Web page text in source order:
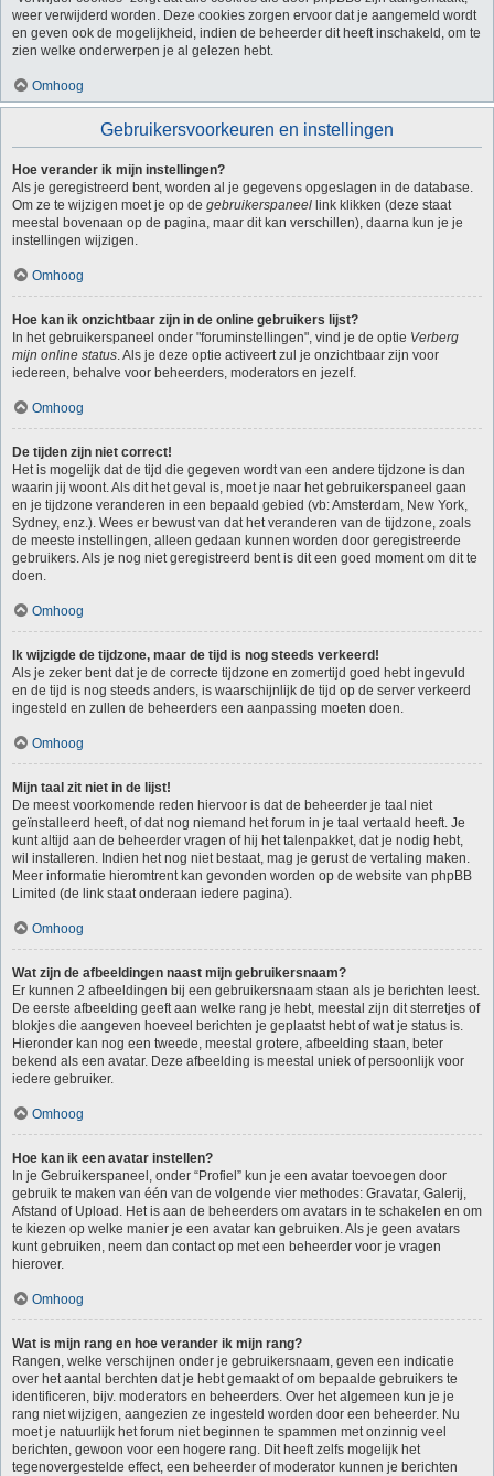
weer verwijderd worden. Deze cookies zorgen ervoor dat je aangemeld wordt
en geven ook de mogelijkheid, indien de beheerder dit heeft inschakeld, om te
zien welke onderwerpen je al gelezen hebt.
Omhoog
Gebruikersvoorkeuren en instellingen
Hoe verander ik mijn instellingen?
Als je geregistreerd bent, worden al je gegevens opgeslagen in de database.
Om ze te wijzigen moet je op de gebruikerspaneel link klikken (deze staat
meestal bovenaan op de pagina, maar dit kan verschillen), daarna kun je je
instellingen wijzigen.
Omhoog
Hoe kan ik onzichtbaar zijn in de online gebruikers lijst?
In het gebruikerspaneel onder "foruminstellingen", vind je de optie Verberg
mijn online status. Als je deze optie activeert zul je onzichtbaar zijn voor
iedereen, behalve voor beheerders, moderators en jezelf.
Omhoog
De tijden zijn niet correct!
Het is mogelijk dat de tijd die gegeven wordt van een andere tijdzone is dan
waarin jij woont. Als dit het geval is, moet je naar het gebruikerspaneel gaan
en je tijdzone veranderen in een bepaald gebied (vb: Amsterdam, New York,
Sydney, enz.). Wees er bewust van dat het veranderen van de tijdzone, zoals
de meeste instellingen, alleen gedaan kunnen worden door geregistreerde
gebruikers. Als je nog niet geregistreerd bent is dit een goed moment om dit te
doen.
Omhoog
Ik wijzigde de tijdzone, maar de tijd is nog steeds verkeerd!
Als je zeker bent dat je de correcte tijdzone en zomertijd goed hebt ingevuld
en de tijd is nog steeds anders, is waarschijnlijk de tijd op de server verkeerd
ingesteld en zullen de beheerders een aanpassing moeten doen.
Omhoog
Mijn taal zit niet in de lijst!
De meest voorkomende reden hiervoor is dat de beheerder je taal niet
geïnstalleerd heeft, of dat nog niemand het forum in je taal vertaald heeft. Je
kunt altijd aan de beheerder vragen of hij het talenpakket, dat je nodig hebt,
wil installeren. Indien het nog niet bestaat, mag je gerust de vertaling maken.
Meer informatie hieromtrent kan gevonden worden op de website van phpBB
Limited (de link staat onderaan iedere pagina).
Omhoog
Wat zijn de afbeeldingen naast mijn gebruikersnaam?
Er kunnen 2 afbeeldingen bij een gebruikersnaam staan als je berichten leest.
De eerste afbeelding geeft aan welke rang je hebt, meestal zijn dit sterretjes of
blokjes die aangeven hoeveel berichten je geplaatst hebt of wat je status is.
Hieronder kan nog een tweede, meestal grotere, afbeelding staan, beter
bekend als een avatar. Deze afbeelding is meestal uniek of persoonlijk voor
iedere gebruiker.
Omhoog
Hoe kan ik een avatar instellen?
In je Gebruikerspaneel, onder “Profiel” kun je een avatar toevoegen door
gebruik te maken van één van de volgende vier methodes: Gravatar, Galerij,
Afstand of Upload. Het is aan de beheerders om avatars in te schakelen en om
te kiezen op welke manier je een avatar kan gebruiken. Als je geen avatars
kunt gebruiken, neem dan contact op met een beheerder voor je vragen
hierover.
Omhoog
Wat is mijn rang en hoe verander ik mijn rang?
Rangen, welke verschijnen onder je gebruikersnaam, geven een indicatie
over het aantal berchten dat je hebt gemaakt of om bepaalde gebruikers te
identificeren, bijv. moderators en beheerders. Over het algemeen kun je je
rang niet wijzigen, aangezien ze ingesteld worden door een beheerder. Nu
moet je natuurlijk het forum niet beginnen te spammen met onzinnig veel
berichten, gewoon voor een hogere rang. Dit heeft zelfs mogelijk het
tegenovergestelde effect, een beheerder of moderator kunnen je berichten